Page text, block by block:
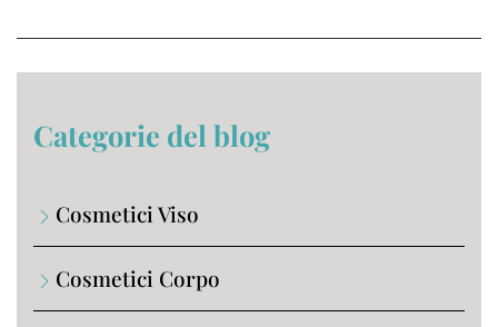
Categorie del blog
Cosmetici Viso
Cosmetici Corpo